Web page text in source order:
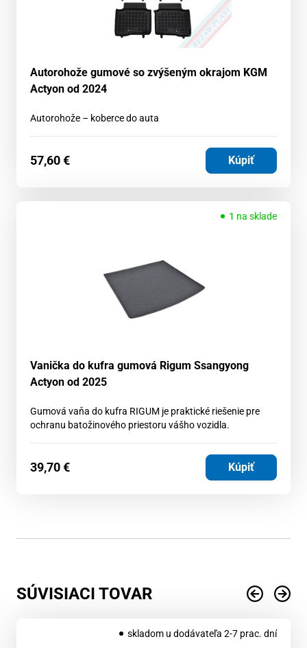
Autorohože gumové so zvýšeným okrajom KGM
Actyon od 2024
Autorohože – koberce do auta
57,60€ Kúpiť
1 na sklade
Vanička do kufra gumová Rigum Ssangyong
Actyon od 2025
Gumová vaňa do kufra RIGUM je praktické riešenie pre
ochranu batožinového priestoru vášho vozidla.
39,70€ Kúpiť
SÚVISIACI TOVAR
skladom u dodávateľa 2-7 prac. dní